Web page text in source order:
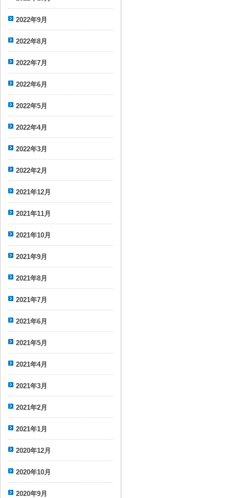
2022年9月
2022年8月
2022年7月
2022年6月
2022年5月
2022年4月
2022年3月
2022年2月
2021年12月
2021年11月
2021年10月
2021年9月
2021年8月
2021年7月
2021年6月
2021年5月
2021年4月
2021年3月
2021年2月
2021年1月
2020年12月
2020年10月
2020年9月